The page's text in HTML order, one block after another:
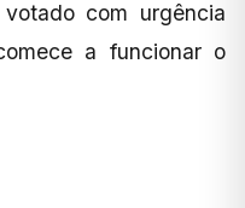
com urgência
a funcionar o